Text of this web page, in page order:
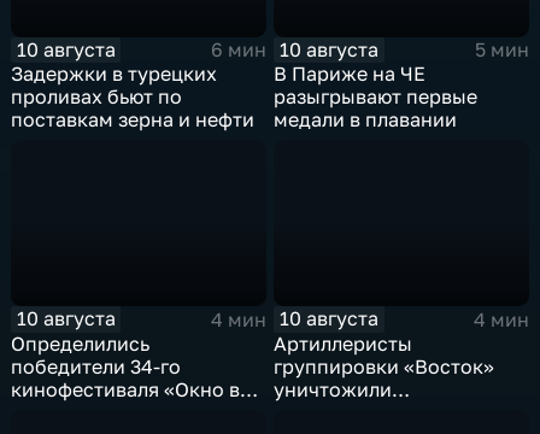
10 августа
6 мин
Задержки в турецких
проливах бьют по
поставкам зерна и нефти
10 августа
5 мин
В Париже на ЧЕ
разыгрывают первые
медали в плавании
10 августа
4 мин
Определились
победители 34-го
кинофестиваля «Окно в
10 августа
4 мин
Артиллеристы
группировки «Восток»
уничтожили